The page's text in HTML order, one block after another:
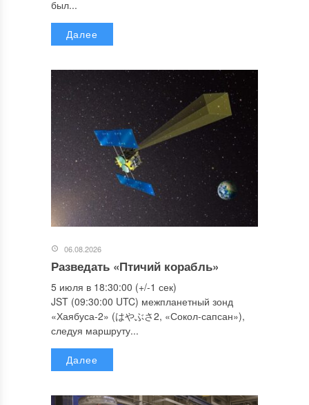
был...
Далее
06.08.2026
Разведать «Птичий корабль»
5 июля в 18:30:00 (+/-1 сек)
JST (09:30:00 UTC) межпланетный зонд
«Хаябуса-2» (はやぶさ2, «Сокол-сапсан»),
следуя маршруту...
Далее